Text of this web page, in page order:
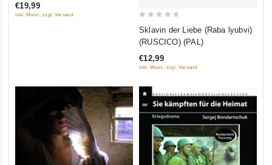
5
€19,99
inkl. Mwst., zzgl. Versand
5
Sklavin der Liebe (Raba lyubvi)
(RUSCICO) (PAL)
€12,99
inkl. Mwst., zzgl. Versand